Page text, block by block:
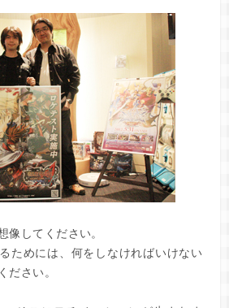
像してください。
ためには、何をしなければいけない
ださい。